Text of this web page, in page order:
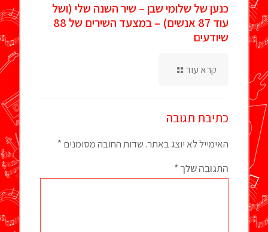
כנען של שלומי שבן – שיר השנה שלי (ושל
עוד 87 אנשים) – במצעד השירים של 88
שיודעים
קרא עוד
כתיבת תגובה
האימייל לא יוצג באתר. שדות החובה מסומנים *
התגובה שלך *